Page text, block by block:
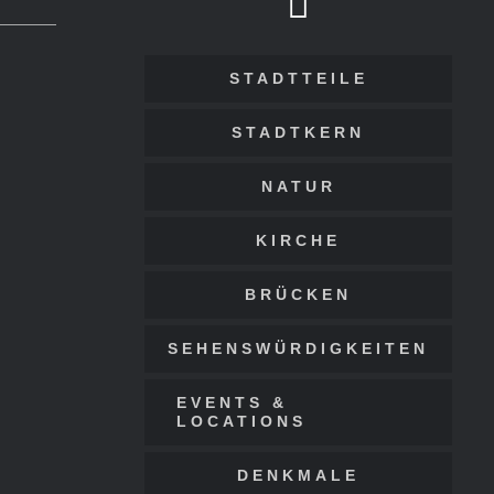
STADTTEILE
STADTKERN
NATUR
KIRCHE
BRÜCKEN
SEHENSWÜRDIGKEITEN
EVENTS &
LOCATIONS
DENKMALE